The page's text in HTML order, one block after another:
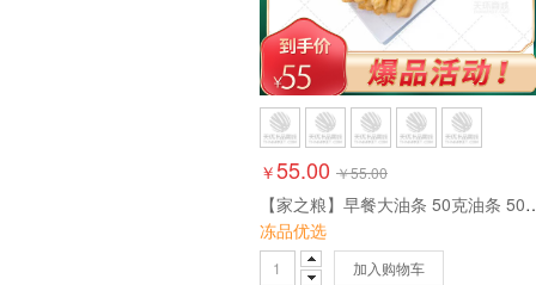
￥55.00 ￥55.00
【家之粮】早餐
冻品优选
加入购物车